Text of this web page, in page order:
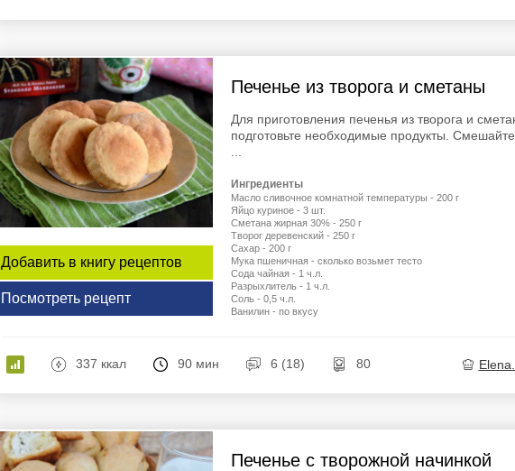
Добавить в книгу рецептов
Посмотреть рецепт
Печенье из творога и сметаны
Для приготовления печенья из творога и
подготовьте необходимые продукты. Смешайте
Ингредиенты
Масло сливочное комнатной температуры - 200 г
Яйцо куриное - 3 шт.
Сметана жирная 30% - 250 г
Творог деревенский - 250 г
Сахар - 200 г
Мука пшеничная - сколько возьмет тесто
Сода чайная - 1 ч.л.
Разрыхлитель - 1 ч.л.
Соль - 0,5 ч.л.
Ванилин - по вкусу
337 ккал 90 мин 6 (18) 80
Печенье с творожной начинкой